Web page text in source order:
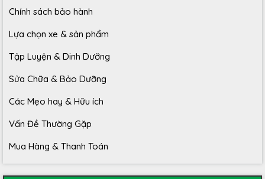
Chính sách bảo hành
Lựa chọn xe & sản phẩm
Tập Luyện & Dinh Dưỡng
Sửa Chữa & Bảo Dưỡng
Các Mẹo hay & Hữu ích
Vấn Đề Thường Gặp
Mua Hàng & Thanh Toán